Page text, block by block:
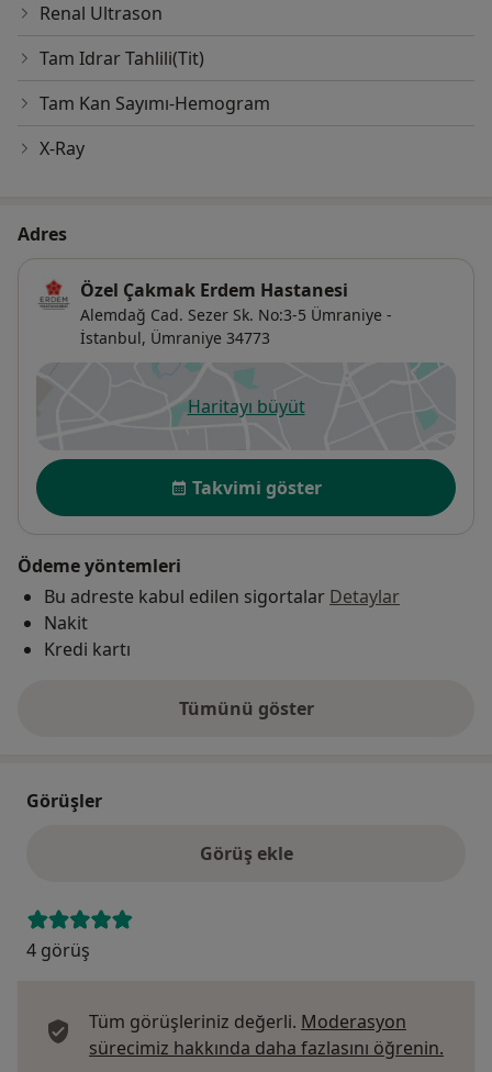
Renal Ultrason
Tam Idrar Tahlili(Tit)
Tam Kan Sayımı-Hemogram
X-Ray
Adres
Özel Çakmak Erdem Hastanesi
Alemdağ Cad. Sezer Sk. No:3-5 Ümraniye -
İstanbul, Ümraniye 34773
Haritayı büyütyeni bir sekmede açılır
Uygunluk
Takvimi göster
Ödeme yöntemleri
Bu adreste kabul edilen sigortalar Detaylar
Nakit
Kredi kartı
Tümünü göster
adres hakkında
Görüşler
Görüş ekle
4 görüş
Tüm görüşleriniz değerli. Moderasyon
sürecimiz hakkında daha fazlasını öğrenin.